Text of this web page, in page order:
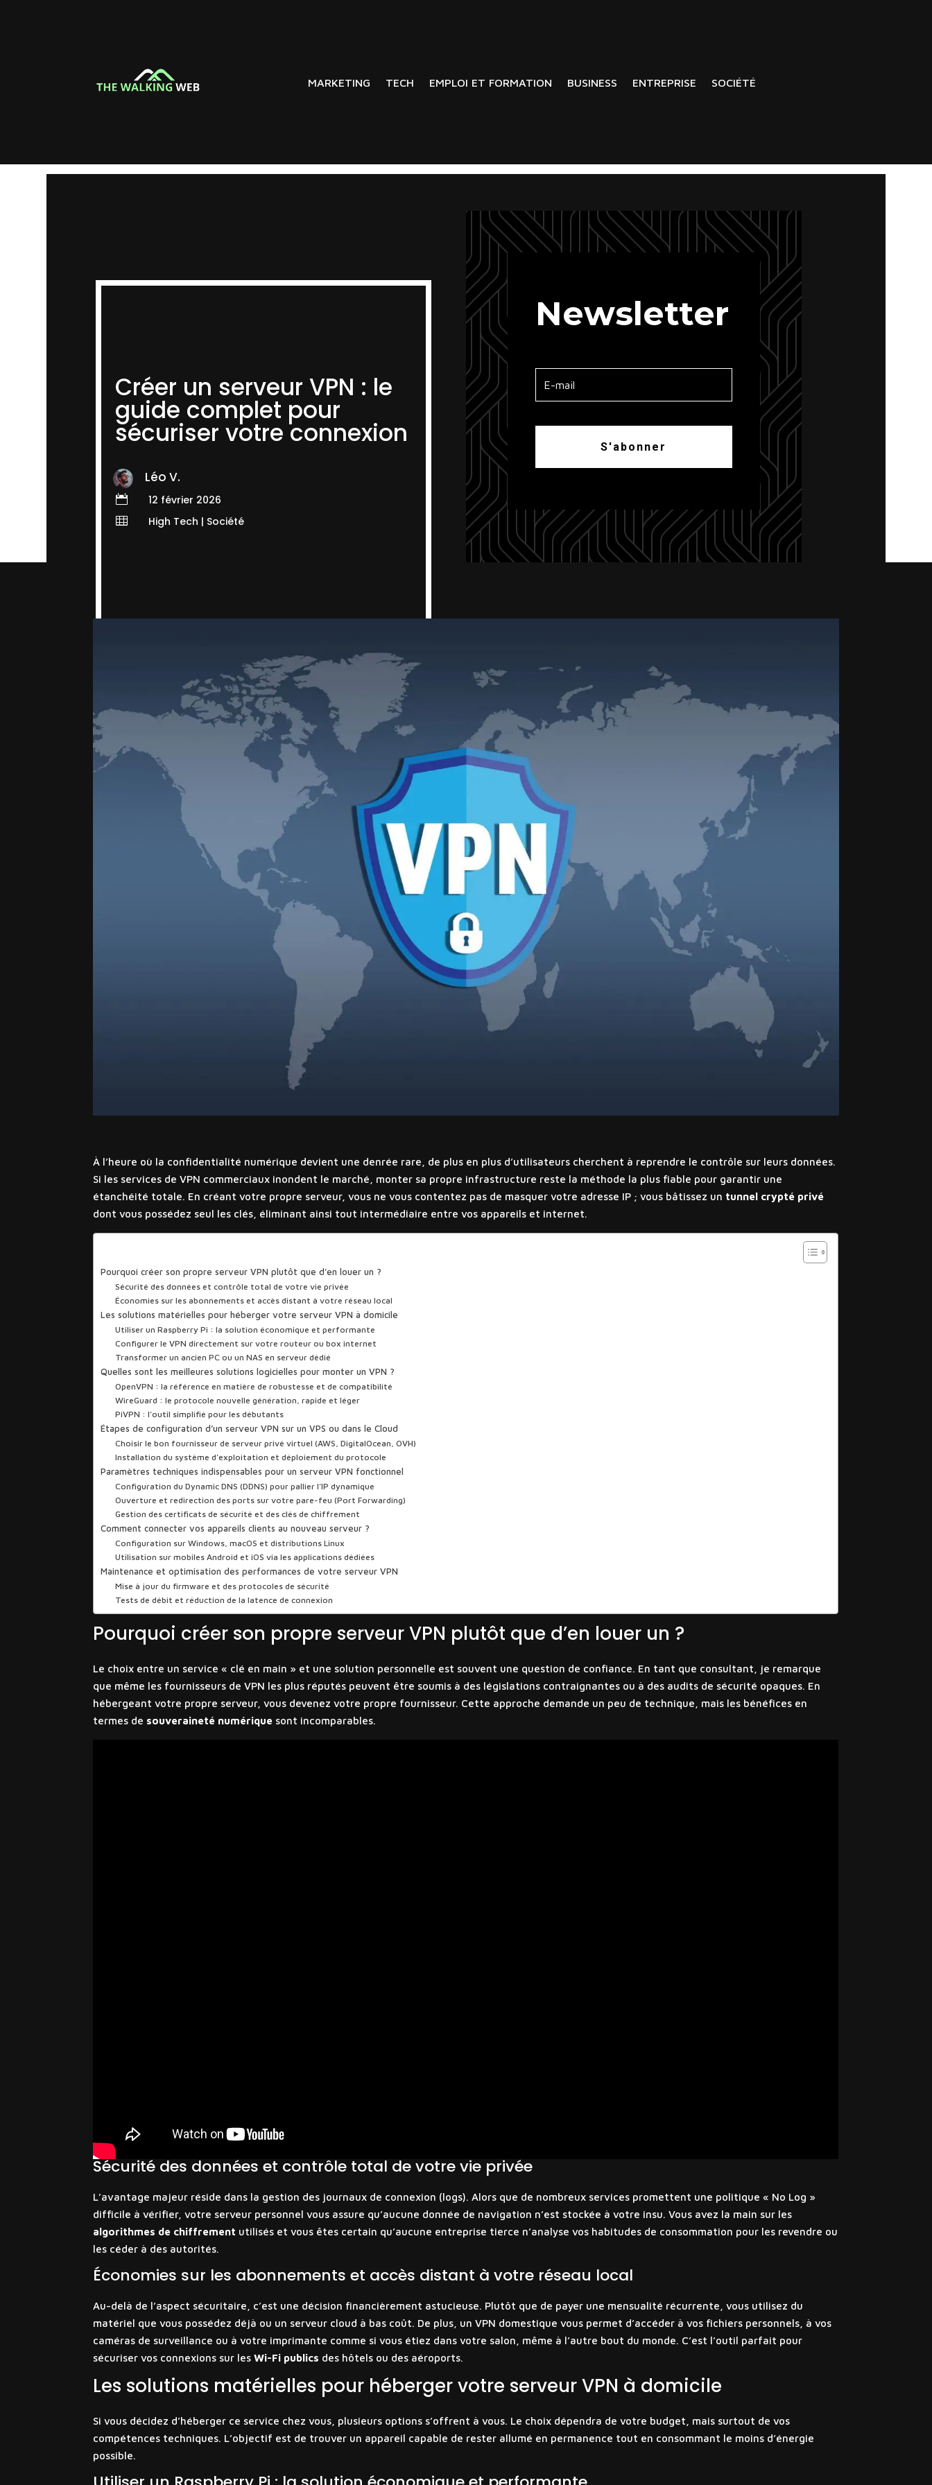
MARKETING TECH EMPLOI ET FORMATION BUSINESS ENTREPRISE SOCIÉTÉ
Créer un serveur VPN : le
guide complet pour
sécuriser votre connexion
Léo V.
 12 février 2026
 High Tech | Société
Newsletter
S'abonner
À l’heure où la confidentialité numérique devient une denrée rare, de plus en plus d’utilisateurs cherchent à reprendre le contrôle sur leurs données.
Si les services de VPN commerciaux inondent le marché, monter sa propre infrastructure reste la méthode la plus fiable pour garantir une
étanchéité totale. En créant votre propre serveur, vous ne vous contentez pas de masquer votre adresse IP ; vous bâtissez un tunnel crypté privé
dont vous possédez seul les clés, éliminant ainsi tout intermédiaire entre vos appareils et internet.
Pourquoi créer son propre serveur VPN plutôt que d’en louer un ?
Sécurité des données et contrôle total de votre vie privée
Économies sur les abonnements et accès distant à votre réseau local
Les solutions matérielles pour héberger votre serveur VPN à domicile
Utiliser un Raspberry Pi : la solution économique et performante
Configurer le VPN directement sur votre routeur ou box internet
Transformer un ancien PC ou un NAS en serveur dédié
Quelles sont les meilleures solutions logicielles pour monter un VPN ?
OpenVPN : la référence en matière de robustesse et de compatibilité
WireGuard : le protocole nouvelle génération, rapide et léger
PiVPN : l’outil simplifié pour les débutants
Étapes de configuration d’un serveur VPN sur un VPS ou dans le Cloud
Choisir le bon fournisseur de serveur privé virtuel (AWS, DigitalOcean, OVH)
Installation du système d’exploitation et déploiement du protocole
Paramètres techniques indispensables pour un serveur VPN fonctionnel
Configuration du Dynamic DNS (DDNS) pour pallier l’IP dynamique
Ouverture et redirection des ports sur votre pare-feu (Port Forwarding)
Gestion des certificats de sécurité et des clés de chiffrement
Comment connecter vos appareils clients au nouveau serveur ?
Configuration sur Windows, macOS et distributions Linux
Utilisation sur mobiles Android et iOS via les applications dédiées
Maintenance et optimisation des performances de votre serveur VPN
Mise à jour du firmware et des protocoles de sécurité
Tests de débit et réduction de la latence de connexion
Pourquoi créer son propre serveur VPN plutôt que d’en louer un ?
Le choix entre un service « clé en main » et une solution personnelle est souvent une question de confiance. En tant que consultant, je remarque
que même les fournisseurs de VPN les plus réputés peuvent être soumis à des législations contraignantes ou à des audits de sécurité opaques. En
hébergeant votre propre serveur, vous devenez votre propre fournisseur. Cette approche demande un peu de technique, mais les bénéfices en
termes de souveraineté numérique sont incomparables.
Sécurité des données et contrôle total de votre vie privée
L’avantage majeur réside dans la gestion des journaux de connexion (logs). Alors que de nombreux services promettent une politique « No Log »
difficile à vérifier, votre serveur personnel vous assure qu’aucune donnée de navigation n’est stockée à votre insu. Vous avez la main sur les
algorithmes de chiffrement utilisés et vous êtes certain qu’aucune entreprise tierce n’analyse vos habitudes de consommation pour les revendre ou
les céder à des autorités.
Économies sur les abonnements et accès distant à votre réseau local
Au-delà de l’aspect sécuritaire, c’est une décision financièrement astucieuse. Plutôt que de payer une mensualité récurrente, vous utilisez du
matériel que vous possédez déjà ou un serveur cloud à bas coût. De plus, un VPN domestique vous permet d’accéder à vos fichiers personnels, à vos
caméras de surveillance ou à votre imprimante comme si vous étiez dans votre salon, même à l’autre bout du monde. C’est l’outil parfait pour
sécuriser vos connexions sur lesWi-Fi publics des hôtels ou des aéroports.
Les solutions matérielles pour héberger votre serveur VPN à domicile
Si vous décidez d’héberger ce service chez vous, plusieurs options s’offrent à vous. Le choix dépendra de votre budget, mais surtout de vos
compétences techniques. L’objectif est de trouver un appareil capable de rester allumé en permanence tout en consommant le moins d’énergie
possible.